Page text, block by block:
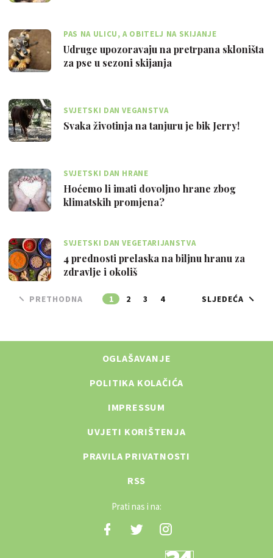
PAS NA ULICU, A OBITELJ NA SKIJANJE
Udruge upozoravaju na pretrpana skloništa
za pse u sezoni skijanja
SVJETSKI DAN VEGANSTVA
Svaka životinja na tanjuru je bik Jerry!
SVJETSKI DAN HRANE
Hoćemo li imati dovoljno hrane zbog
klimatskih promjena?
SVJETSKI DAN VEGETARIJANSTVA
4 prednosti prelaska na biljnu hranu za
zdravlje i okoliš
PRETHODNA 1 2 3 4 SLJEDEĆA
OGLAŠAVANJE
POLITIKA KOLAČIĆA
IMPRESSUM
UVJETI KORIŠTENJA
PRAVILA PRIVATNOSTI
RSS
Prati nas i na: